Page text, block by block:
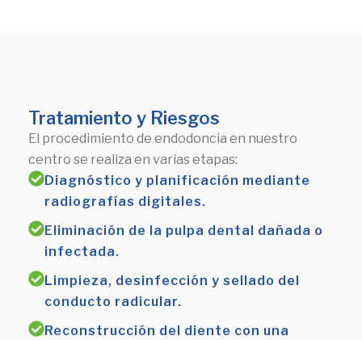
Tratamiento y Riesgos
El procedimiento de endodoncia en nuestro
centro se realiza en varias etapas:
Diagnóstico y planificación mediante
radiografías digitales.
Eliminación de la pulpa dental dañada o
infectada.
Limpieza, desinfección y sellado del
conducto radicular.
Reconstrucción del diente con una